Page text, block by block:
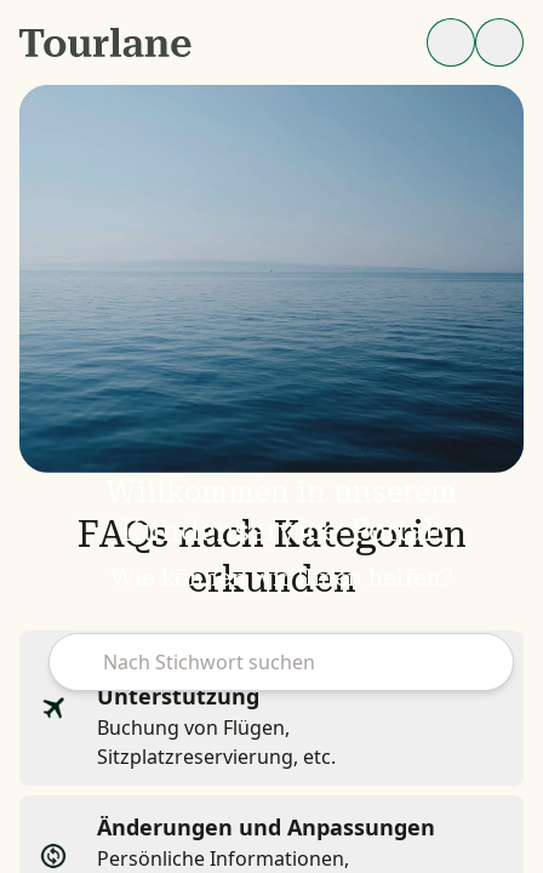
Kundenservice-Portal!
Wie können wir Ihnen helfen?
FAQs nach Kategorien
erkunden
Fluginformationen und
Unterstützung
Buchung von Flügen,
Sitzplatzreservierung, etc.
Änderungen und Anpassungen
Persönliche Informationen,